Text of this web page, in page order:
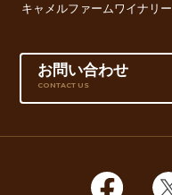
キャメルファームワイナリー
お問い合わせ
CONTACT US